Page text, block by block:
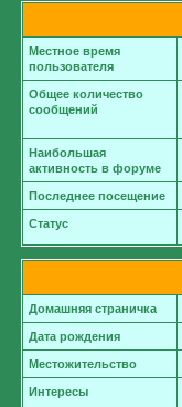
Местное время
пользователя
Общее количество
сообщений
Наибольшая
активность в форуме
Последнее посещение
Статус
Домашняя страничка
Дата рождения
Местожительство
Интересы